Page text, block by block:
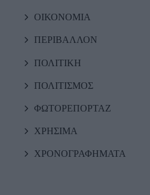
ΟΙΚΟΝΟΜΙΑ
ΠΕΡΙΒΑΛΛΟΝ
ΠΟΛΙΤΙΚΗ
ΠΟΛΙΤΙΣΜΟΣ
ΦΩΤΟΡΕΠΟΡΤΑΖ
ΧΡΗΣΙΜΑ
ΧΡΟΝΟΓΡΑΦΗΜΑΤΑ